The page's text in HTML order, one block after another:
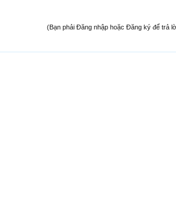
(Bạn phải Đăng nhập hoặc Đăng ký để trả